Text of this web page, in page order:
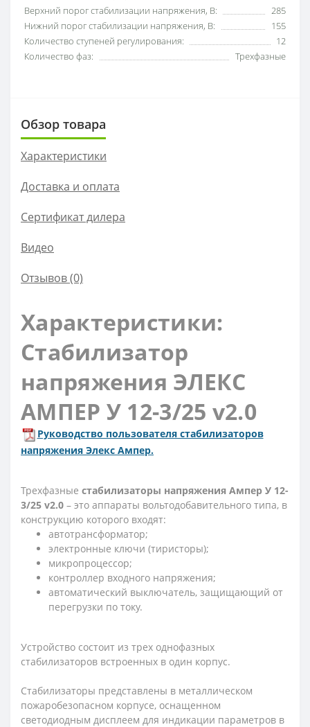
Верхний порог стабилизации напряжения, В:
285
Нижний порог стабилизации напряжения, В:
155
Количество ступеней регулирования:
12
Количество фаз:
Трехфазные
Обзор товара
Характеристики
Доставка и оплата
Сертификат дилера
Видео
Отзывов (0)
Характеристики:
Стабилизатор
напряжения ЭЛЕКС
АМПЕР У 12-3/25 v2.0
Руководство пользователя стабилизаторов
напряжения Элекс Ампер.
Трехфазные стабилизаторы напряжения Ампер У 12-
3/25 v2.0 – это аппараты вольтодобавительного типа, в
конструкцию которого входят:
автотрансформатор;
электронные ключи (тиристоры);
микропроцессор;
контроллер входного напряжения;
автоматический выключатель, защищающий от
перегрузки по току.
Устройство состоит из трех однофазных
стабилизаторов встроенных в один корпус.
Стабилизаторы представлены в металлическом
пожаробезопасном корпусе, оснащенном
светодиодным дисплеем для индикации параметров в